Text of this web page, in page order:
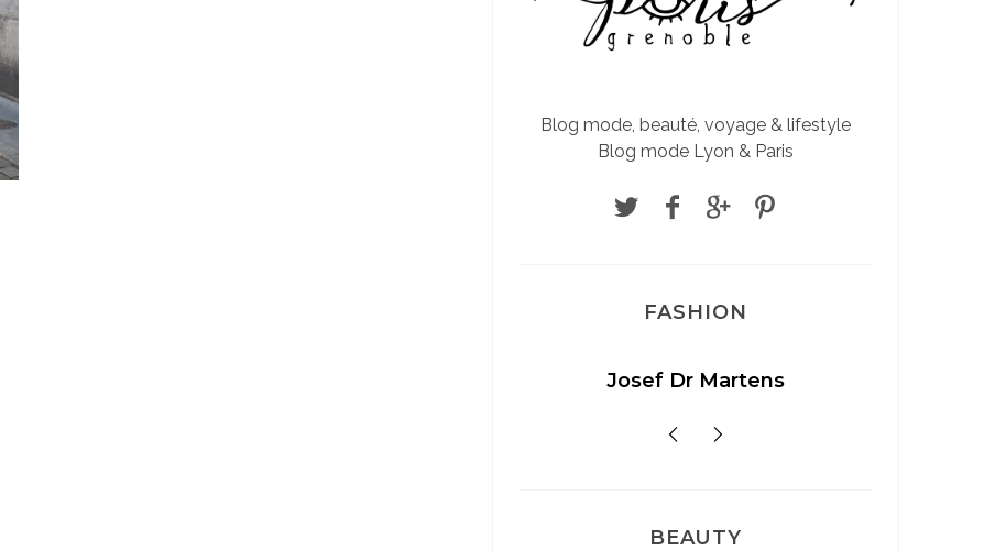
Blog mode, beauté, voyage & lifestyle
Blog mode Lyon & Paris
FASHION
Josef Dr Martens
BEAUTY